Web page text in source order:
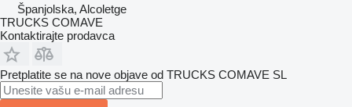
Španjolska, Alcoletge
TRUCKS COMAVE
Kontaktirajte prodavca
Pretplatite se na nove objave od TRUCKS COMAVE SL